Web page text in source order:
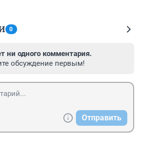
0
ни одного комментария.
обсуждение первым!
Отправить